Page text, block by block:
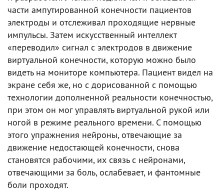
части ампутированной конечности пациентов
электроды и отслеживал проходящие нервные
импульсы. Затем искусственный интеллект
«переводил» сигнал с электродов в движение
виртуальной конечности, которую можно было
видеть на мониторе компьютера. Пациент видел на
экране себя же, но с дорисованной с помощью
технологии дополненной реальности конечностью,
при этом он мог управлять виртуальной рукой или
ногой в режиме реального времени. С помощью
этого упражнения нейроны, отвечающие за
движение недостающей конечности, снова
становятся рабочими, их связь с нейронами,
отвечающими за боль, ослабевает, и фантомные
боли проходят.